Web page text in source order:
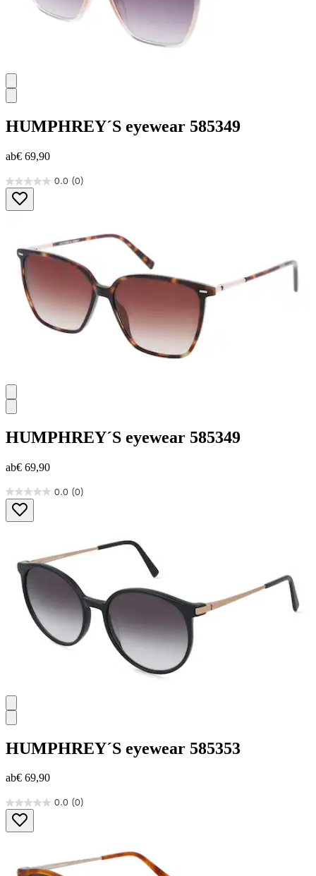
HUMPHREY´S eyewear 585349
ab€ 69,90
0.0 (0)
0.0
von
5
HUMPHREY´S eyewear 585349
ab€ 69,90
0.0 (0)
0.0
von
5
HUMPHREY´S eyewear 585353
ab€ 69,90
0.0 (0)
0.0
von
5